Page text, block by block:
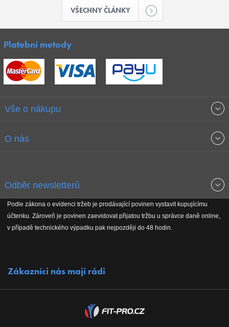
VŠECHNY ČLÁNKY
Platební metody
Vše o nákupu
Obchodní podmínky
Reklamační řád
O nás
Koho podporujeme
Odběr newsletterů
Získejte přehled o novinkách, slevách, akčním zboží a upozornění
na nové články v magazínu!
Podle zákona o evidenci tržeb je prodávající povinen vystavit kupujícímu
účtenku. Zároveň je povinen zaevidovat přijatou tržbu u správce daně online,
v případě technického výpadku pak nejpozději do 48 hodin.
Zákazníci nás mají rádi